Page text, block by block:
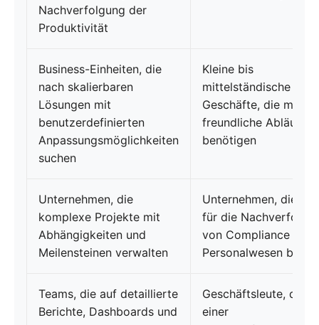
Nachverfolgung der
Produktivität
Business-Einheiten, die
nach skalierbaren
Lösungen mit
benutzerdefinierten
Anpassungsmöglichkeiten
suchen
Kleine bis
mittelständische
Geschäfte, die
freundliche Abläufe
benötigen
Unternehmen, die
komplexe Projekte mit
Abhängigkeiten und
Meilensteinen verwalten
Unternehmen, die
für die
von Compliance und
Personalwesen
Teams, die auf detaillierte
Berichte, Dashboards und
Geschäftsleute, die
einer